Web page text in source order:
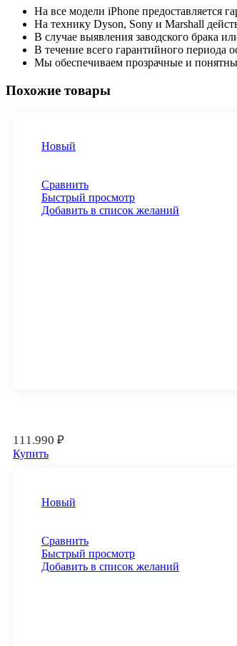
На все модели iPhone предоставляется
На технику Dyson, Sony и Marshall
В случае выявления заводского брака
В течение всего гарантийного периода
Мы обеспечиваем прозрачные и
Похожие товары
Новый
Сравнить
Быстрый просмотр
Добавить в список желаний
111.990 ₽
Купить
Новый
Сравнить
Быстрый просмотр
Добавить в список желаний